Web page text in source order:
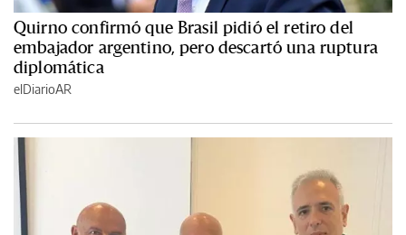
Quirno confirmó que Brasil pidió el retiro del
embajador argentino, pero descartó una ruptura
diplomática
elDiarioAR